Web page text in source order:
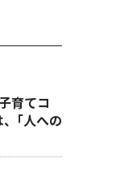
育てコ
｢人への